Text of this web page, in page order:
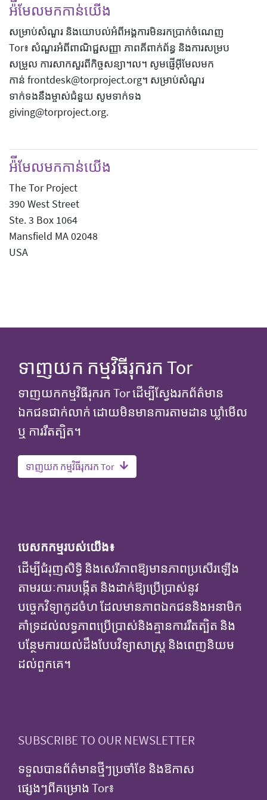
អ៉ីមែលមកកាន់យើង
សម្រាប់សំណួរ និងយោបល់អំពីអង្គការមិនរកប្រាក់ចំណេញ
Tor៖ សំណួរអំពីពាណិជ្ជសញ្ញា ភាពគីពាក់ព័ន្ធ និងការសម្រប
សម្រួល ការសាកសួរពីកិច្ចសន្យា។ល។ សូមផ្ញើអ៊ីមែលមក
កាន់ frontdesk@torproject.org។ សម្រាប់សំណួរ
ទាក់ទងនឹងម្ចាស់ជំនួយ សូមទាក់ទង
giving@torproject.org.
អ៉ីមែលមកកាន់យើង
The Tor Project
390 West Street
Ste. 3 Box 1064
Mansfield MA 02048
USA
ទាញយក កម្មវិធីរុករក Tor
ទាញយកកម្មវិធីរុករក Tor ដើម្បីស្វែងរកព័ត៌មាន
ឯកជនជាក់លាក់ ដោយមិនមានការតាមដាន ឃ្លាំមើល
ឬ ការរឹតត្បិត។​
ទាញយក កម្មវិធីរុករក Tor
បេសកកម្មរបស់យើង៖
ដើម្បីជំរុញសិទ្ធិ និងសេរីភាពឱ្យមានភាពប្រសើរឡើង
តាមរយៈការបង្កើត និងដាក់ឱ្យប្រើប្រាស់នូវ
បច្ចេកវិទ្យាកូដចំហ ដែលមានភាពឯកជននិងអនាមិក
គាំទ្រដល់លទ្ធភាពប្រើប្រាស់និងគ្មានការរឹតត្បិត និង
បន្ថែមការយល់ដឹងបែបវិទ្យាសាស្ត្រ និងពេញនិយម
ដល់ពួកគេ។
SUBSCRIBE TO OUR NEWSLETTER
ទទួលបានព័ត៌មានថ្មីៗប្រចាំខែ និងឱកាស
ផ្សេងៗពីគម្រោង Tor៖